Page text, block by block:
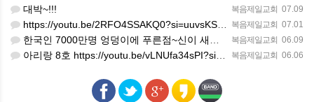
복음제일교회 07.09
대박~!!!
복음제일교회 07.01
https://youtu.be/2RFO4SSAKQ0?si=uuvsKScwWixxlzg8(김정호교수 보고)
복음제일교회 06.09
한국인 7000만명 엉덩이에 푸른점~신이 새겨준 화인(火印)을 새겨준 한국인의 엉덩이에 새겨진 화인이었다.
복음제일교회 06.06
아리랑 8호 https://youtu.be/vLNUfa34sPI?si=H5SLK_1iJPxSRBQa